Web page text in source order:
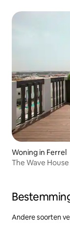
Woning in Ferrel
The Wave House
Andere soorten